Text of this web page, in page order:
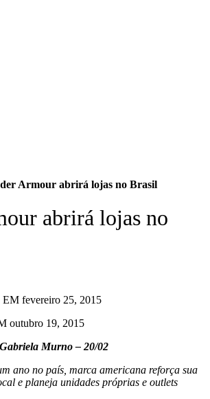
Armour abrirá lojas no Brasil
abrirá lojas no
EM fevereiro 25, 2015
outubro 19, 2015
Murno – 20/02
ano no país, marca americana reforça sua
e planeja unidades próprias e outlets